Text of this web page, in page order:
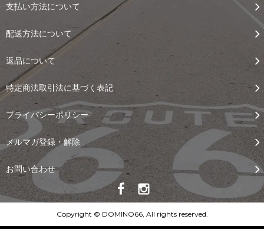
支払い方法について
配送方法について
返品について
特定商法取引法に基づく表記
プライバシーポリシー
メルマガ登録・解除
お問い合わせ
Copyright © DOMINO66, All rights reserved.